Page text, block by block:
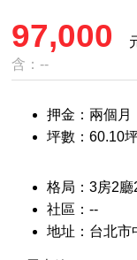
97,000
含：--
押金：兩個月
坪數：60.10
格局：3房2廳
社區：--
地址：台北市